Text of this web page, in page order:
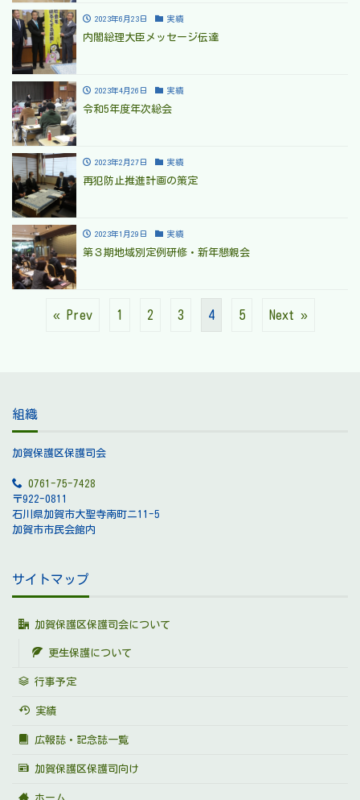
2023年6月23日 実績
内閣総理大臣メッセージ伝達
2023年4月26日 実績
令和5年度年次総会
2023年2月27日 実績
再犯防止推進計画の策定
2023年1月29日 実績
第３期地域別定例研修・新年懇親会
« Prev 1 2 3 4 5 Next »
組織
加賀保護区保護司会
0761-75-7428
〒922-0811
石川県加賀市大聖寺南町ニ11-5
加賀市市民会館内
サイトマップ
加賀保護区保護司会について
更生保護について
行事予定
実績
広報誌・記念誌一覧
加賀保護区保護司向け
ホーム